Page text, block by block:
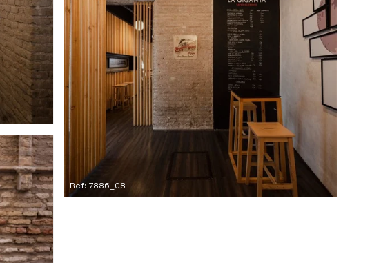
Ref: 7886_08